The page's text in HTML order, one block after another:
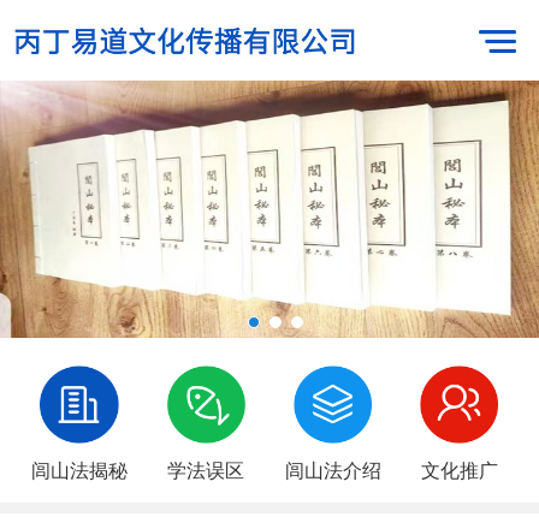
闾山法揭秘 学法误区 闾山法介绍 文化推广